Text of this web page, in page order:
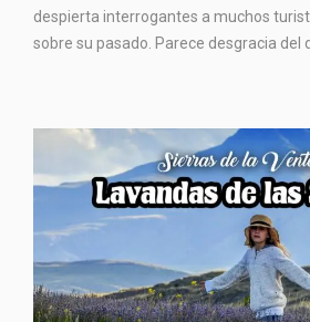
despierta interrogantes a muchos
sobre su pasado. Parece desgracia del